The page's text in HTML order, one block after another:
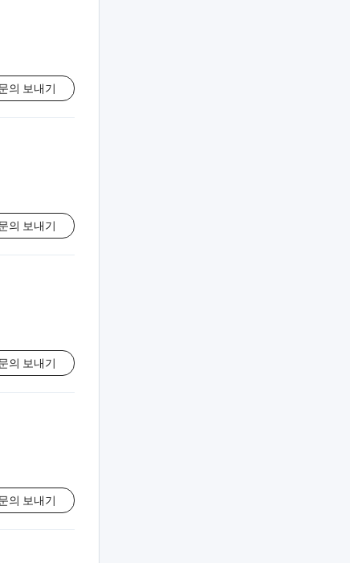
의 보내기
의 보내기
의 보내기
의 보내기